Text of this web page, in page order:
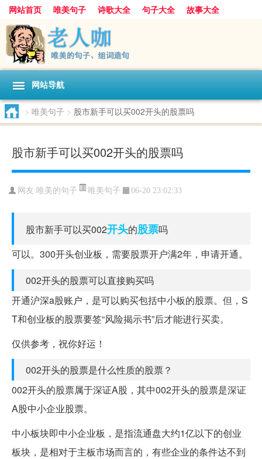
网站首页 唯美句子 诗歌大全 句子大全
故事大全
人生感悟
其他美文 美文欣赏
感人故事
句子分类
网站导航
> 唯美句子 > 股市新手可以买002开头的股票吗
股市新手可以买002开头的股票吗
网友: 唯美的句子 唯美句子 06-20 23:02:33
股市新手可以买002开头的股票吗
可以。300开头创业板，需要股票开户满2年，申请开通。
002开头的股票可以直接购买吗
开通沪深a股账户，是可以购买包括中小板的股票。但，S
T和创业板的股票要签“风险揭示书”后才能进行买卖。
仅供参考，祝你好运！
002开头的股票是什么性质的股票？
002开头的股票属于深证A股，其中002开头的股票是深证
A股中小企业股票。
中小板块即中小企业板，是指流通盘大约1亿以下的创业
板块，是相对于主板市场而言的，有些企业的条件达不到